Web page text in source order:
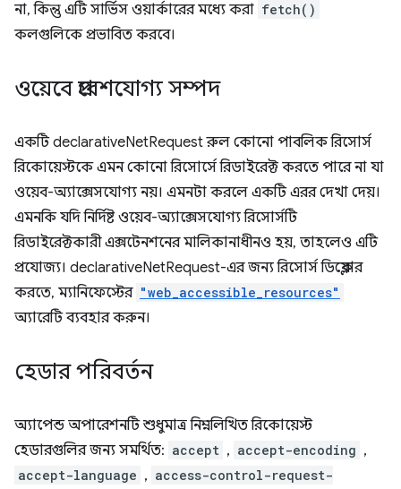
না, কিন্তু এটি সার্ভিস ওয়ার্কারের মধ্যে করা fetch()
কলগুলিকে প্রভাবিত করবে।
ওয়েবে প্রবেশযোগ্য সম্পদ
একটি declarativeNetRequest রুল কোনো পাবলিক রিসোর্স
রিকোয়েস্টকে এমন কোনো রিসোর্সে রিডাইরেক্ট করতে পারে না যা
ওয়েব-অ্যাক্সেসযোগ্য নয়। এমনটা করলে একটি এরর দেখা দেয়।
এমনকি যদি নির্দিষ্ট ওয়েব-অ্যাক্সেসযোগ্য রিসোর্সটি
রিডাইরেক্টকারী এক্সটেনশনের মালিকানাধীনও হয়, তাহলেও এটি
প্রযোজ্য। declarativeNetRequest-এর জন্য রিসোর্স ডিক্লেয়ার
করতে, ম্যানিফেস্টের "web_accessible_resources"
অ্যারেটি ব্যবহার করুন।
হেডার পরিবর্তন
অ্যাপেন্ড অপারেশনটি শুধুমাত্র নিম্নলিখিত রিকোয়েস্ট
হেডারগুলির জন্য সমর্থিত: accept , accept-encoding ,
accept-language , access-control-request-